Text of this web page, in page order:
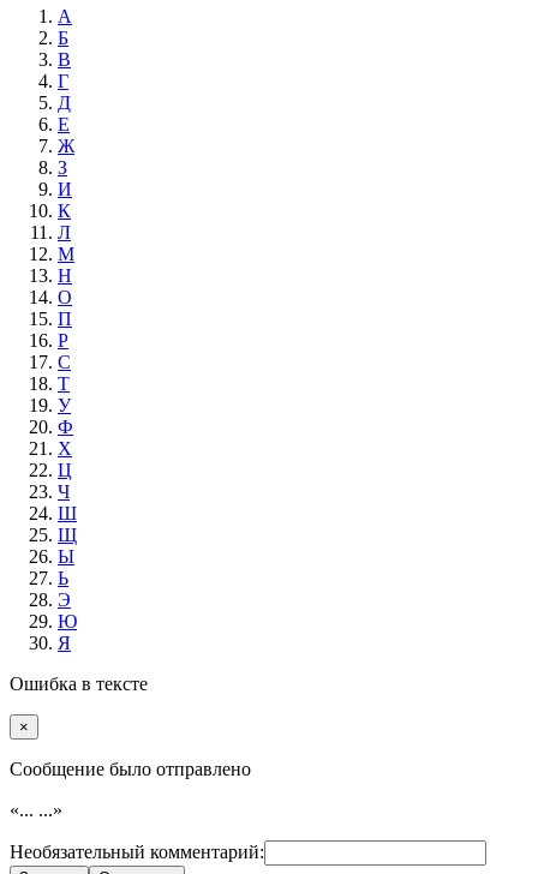
А
Б
В
Г
Д
Е
Ж
З
И
К
Л
М
Н
О
П
Р
С
Т
У
Ф
Х
Ц
Ч
Ш
Щ
Ы
Ь
Э
Ю
Я
Ошибка в тексте
×
Cообщение было отправлено
«... ...»
Необязательный комментарий: